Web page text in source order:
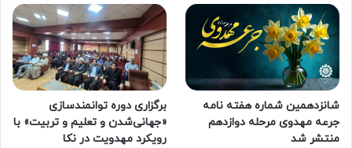
شانزدهمین شماره هفته‌ نامه
جرعه مهدوی مرحله دوازدهم
منتشر شد
برگزاری دوره توانمندسازی
«جهانی‌شدن و تعلیم و تربیت» با
رویکرد مهدویت در نکا